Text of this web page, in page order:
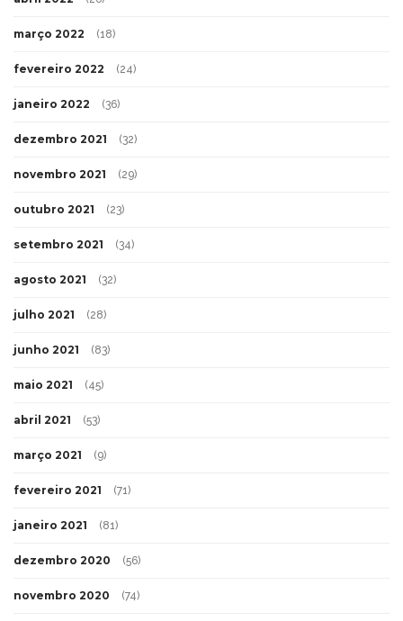
março 2022 (18)
fevereiro 2022 (24)
janeiro 2022 (36)
dezembro 2021 (32)
novembro 2021 (29)
outubro 2021 (23)
setembro 2021 (34)
agosto 2021 (32)
julho 2021 (28)
junho 2021 (83)
maio 2021 (45)
abril 2021 (53)
março 2021 (9)
fevereiro 2021 (71)
janeiro 2021 (81)
dezembro 2020 (56)
novembro 2020 (74)